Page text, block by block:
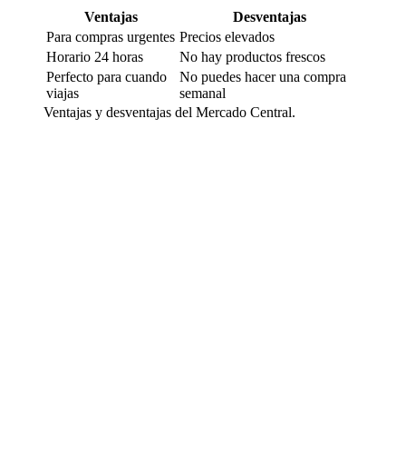
Ventajas
Desventajas
Para compras urgentes Precios elevados
Horario 24 horas
No hay productos frescos
Perfecto para cuando
viajas
No puedes hacer una compra
semanal
Ventajas y desventajas del Mercado Central.